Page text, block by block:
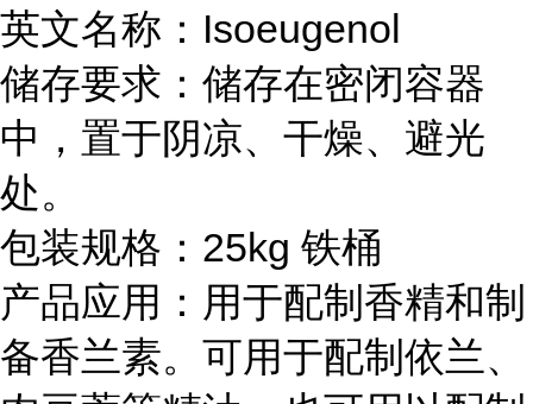
英文名称：Isoeugenol
储存要求：储存在密闭容器
中，置于阴凉、干燥、避光
处。
包装规格：25kg 铁桶
产品应用：用于配制香精和制
备香兰素。可用于配制依兰、